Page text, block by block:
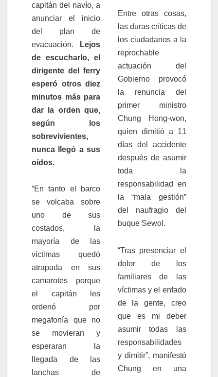
capitán del navío, a
anunciar el inicio
del plan de
evacuación.
Lejos
de escucharlo, el
dirigente del ferry
esperó otros diez
minutos más para
dar la orden que,
según los
sobrevivientes,
nunca llegó a sus
oídos.
“En tanto el barco
se volcaba sobre
uno de sus
costados, la
mayoría de las
víctimas quedó
atrapada en sus
camarotes porque
el capitán les
ordenó por
megafonía que no
se movieran y
esperaran la
llegada de las
lanchas de
Entre otras cosas,
las duras críticas de
los ciudadanos a la
reprochable
actuación del
Gobierno provocó
la renuncia del
primer ministro
Chung Hong-won,
quien dimitió a 11
días del accidente
después de asumir
toda la
responsabilidad en
la “mala gestión”
del naufragio del
buque Sewol.
“Tras presenciar el
dolor de los
familiares de las
víctimas y el enfado
de la gente, creo
que es mi deber
asumir todas las
responsabilidades
y dimitir”, manifestó
Chung en una